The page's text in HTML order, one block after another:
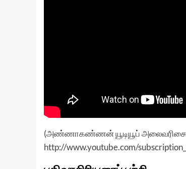
(அண்ணாகண்ணன் யூடியூப்
http://www.youtube.com/